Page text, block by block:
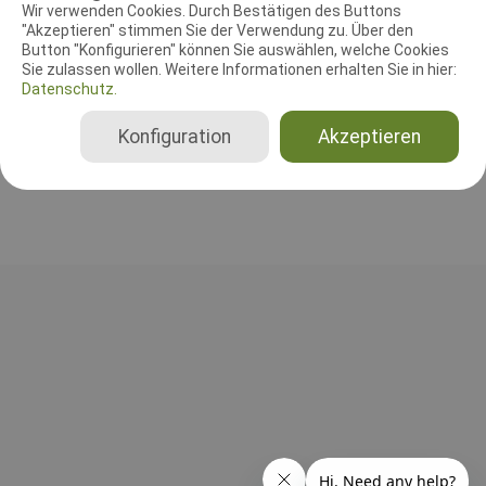
Wir verwenden Cookies. Durch Bestätigen des Buttons
"Akzeptieren" stimmen Sie der Verwendung zu. Über den
Button "Konfigurieren" können Sie auswählen, welche Cookies
Sie zulassen wollen. Weitere Informationen erhalten Sie in hier:
Datenschutz.
Akzeptieren
Konfiguration
Leistungsrichter Schutzdiensthelfer
Leistungsrichter